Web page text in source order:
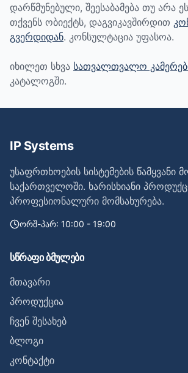
დარწმუნებული, შეესაბამება თუ არა
თქვენს ობიექტს, დაგვიკავშირდით
გვერდიდან. კონსულტაცია უფასოა.
იხილეთ სხვა სათვალთვალო
კატალოგში.
IP Systems
უსაფრთხოების სისტემების წამყვანი
საქართველოში. ხარისხიანი
პროფესიონალური მომსახურება.
ორშ-პარ: 10:00 - 19:00
სწრაფი ბმულები
მთავარი
პროდუქცია
ჩვენ შესახებ
ბლოგი
კონტაქტი